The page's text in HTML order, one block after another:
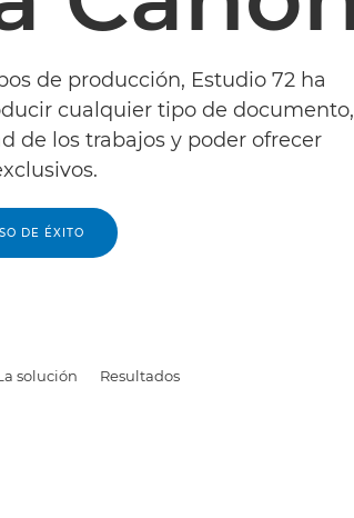
de producción, Estudio 72 ha
cualquier tipo de documento,
de los trabajos y poder ofrecer
DE ÉXITO
solución Resultados